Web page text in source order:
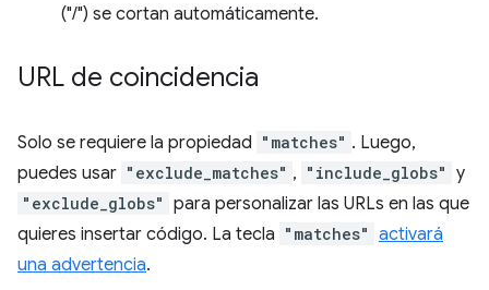
("/") se cortan automáticamente.
URL de coincidencia
Solo se requiere la propiedad "matches" . Luego,
puedes usar "exclude_matches" , "include_globs" y
"exclude_globs" para personalizar las URLs en las que
quieres insertar código. La tecla "matches" activará
una advertencia.